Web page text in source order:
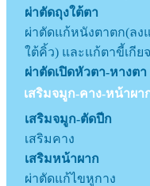
ผ่าตัดถุงใต้ตา
ผ่าตัดแก้หนังตาตก(ลง
ใต้คิ้ว) และแก้ตาขี้เกียจ
ผ่าตัดเปิดหัวตา-หางตา
เสริมจมูก-คาง-หน้าผา
เสริมจมูก-ตัดปีก
เสริมคาง
เสริมหน้าผาก
ผ่าตัดแก้ไขหูกาง